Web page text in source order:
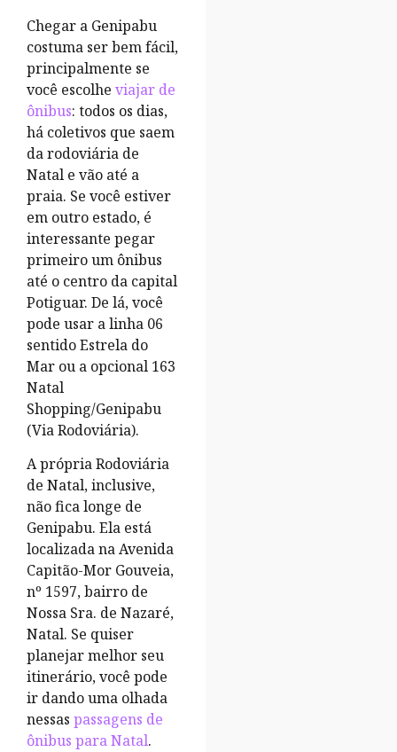
Chegar a Genipabu
costuma ser bem fácil,
principalmente se
você escolhe viajar de
ônibus: todos os dias,
há coletivos que saem
da rodoviária de
Natal e vão até a
praia. Se você estiver
em outro estado, é
interessante pegar
primeiro um ônibus
até o centro da capital
Potiguar. De lá, você
pode usar a linha 06
sentido Estrela do
Mar ou a opcional 163
Natal
Shopping/Genipabu
(Via Rodoviária).
A própria Rodoviária
de Natal, inclusive,
não fica longe de
Genipabu. Ela está
localizada na Avenida
Capitão-Mor Gouveia,
nº 1597, bairro de
Nossa Sra. de Nazaré,
Natal. Se quiser
planejar melhor seu
itinerário, você pode
ir dando uma olhada
nessas passagens de
ônibus para Natal.